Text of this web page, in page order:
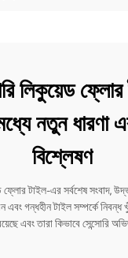
লিকুয়েড ফ্লোর
নতুন ধারণা
বিশ্লেষণ
টাইল-এর সর্বশেষ সংবাদ,
গন্ধহীন টাইল সম্পর্কে নিবন্ধ
এবং তারা কিভাবে সেন্সোরি